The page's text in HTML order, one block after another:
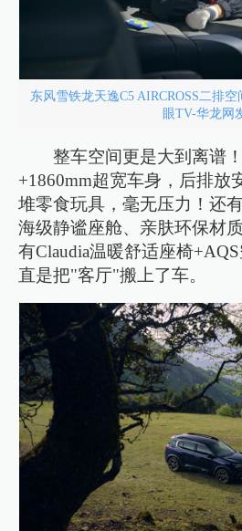
东风雪铁龙天逸C5 AIRCROSS二排
眼TV-华龙网
整车空间更是大到离谱
+1860mm超宽车身，后排放
堆零食玩具，毫无压力！还
海级静谧座舱、亲肤环保
有Claudia温暖舒适座椅
直是把"客厅"搬上了车。